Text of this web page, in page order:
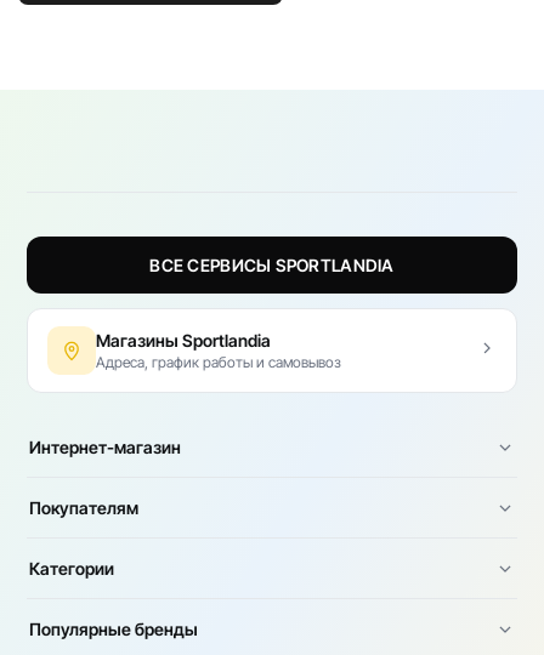
ВСЕ СЕРВИСЫ SPORTLANDIA
Магазины Sportlandia
Адреса, график работы и самовывоз
Интернет-магазин
Покупателям
Категории
Популярные бренды